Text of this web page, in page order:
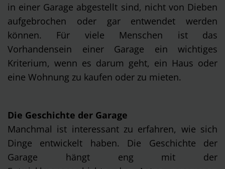
in einer Garage abgestellt sind, nicht von Dieben
aufgebrochen oder gar entwendet werden
können. Für viele Menschen ist das
Vorhandensein einer Garage ein wichtiges
Kriterium, wenn es darum geht, ein Haus oder
eine Wohnung zu kaufen oder zu mieten.
Die Geschichte der Garage
Manchmal ist interessant zu erfahren, wie sich
Dinge entwickelt haben. Die Geschichte der
Garage hängt eng mit der